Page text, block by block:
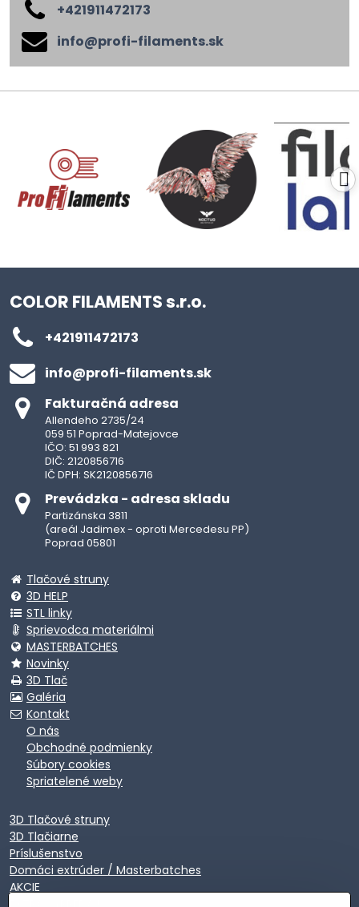
+421911472173
info​@profi-filaments​.sk
COLOR FILAMENTS s.r.o.
+421911472173
info​@profi-filaments​.sk
Fakturačná adresa
Allendeho 2735/24
059 51 Poprad-Matejovce
IČO: 51 993 821
DIČ: 2120856716
IČ DPH: SK2120856716
Prevádzka - adresa skladu
Partizánska 3811
(areál Jadimex - oproti Mercedesu PP)
Poprad 05801
Tlačové struny
3D HELP
STL linky
Sprievodca materiálmi
MASTERBATCHES
Novinky
3D Tlač
Galéria
Kontakt
O nás
Obchodné podmienky
Súbory cookies
Spriatelené weby
3D Tlačové struny
3D Tlačiarne
Príslušenstvo
Domáci extrúder / Masterbatches
AKCIE